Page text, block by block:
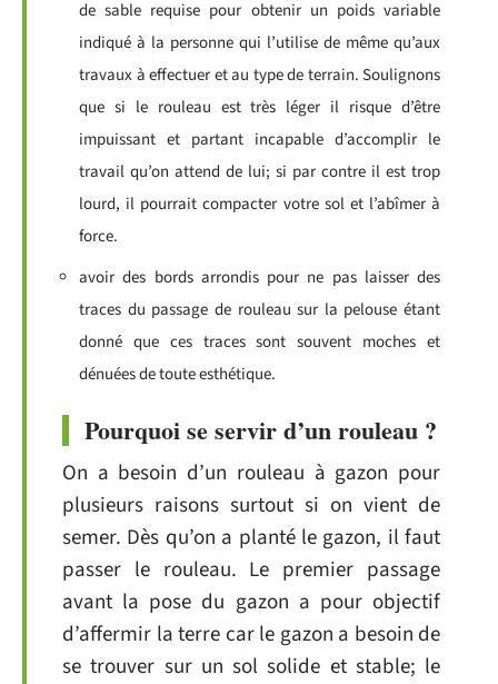
de sable requise pour obtenir un poids variable
indiqué à la personne qui l’utilise de même qu’aux
travaux à effectuer et au type de terrain. Soulignons
que si le rouleau est très léger il risque d’être
impuissant et partant incapable d’accomplir le
travail qu’on attend de lui; si par contre il est trop
lourd, il pourrait compacter votre sol et l’abîmer à
force.
avoir des bords arrondis pour ne pas laisser des
traces du passage de rouleau sur la pelouse étant
donné que ces traces sont souvent moches et
dénuées de toute esthétique.
Pourquoi se servir d’un rouleau ?
On a besoin d’un rouleau à gazon pour
plusieurs raisons surtout si on vient de
semer. Dès qu’on a planté le gazon, il faut
passer le rouleau. Le premier passage
avant la pose du gazon a pour objectif
d’affermir la terre car le gazon a besoin de
se trouver sur un sol solide et stable; le